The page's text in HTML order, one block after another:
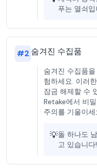
푸는 열쇠입
#2 숨겨진 수집품
숨겨진 수집품
험하세요. 이러
잠금 해제할 수
Retake에서 비
주의를 기울이세
💡돌 하나도
고 있습니다!